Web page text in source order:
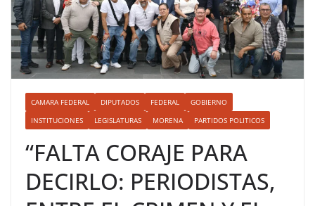
CAMARA FEDERAL DIPUTADOS FEDERAL
GOBIERNO
INSTITUCIONES
LEGISLATURAS MORENA PARTIDOS POLITICOS
“FALTA CORAJE PARA
DECIRLO: PERIODISTAS,